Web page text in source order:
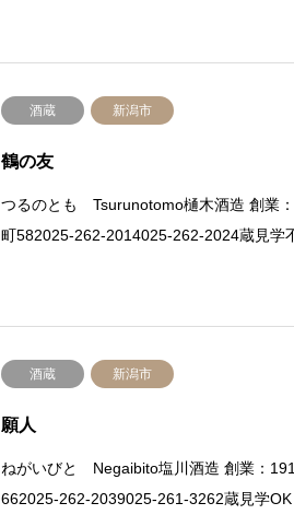
酒蔵 新潟市
鶴の友
つるのとも Tsurunotomo樋木酒造 創業
町582025-262-2014025-262-2024蔵見学
酒蔵 新潟市
願人
ねがいびと Negaibito塩川酒造 創業：
662025-262-2039025-261-3262蔵見学